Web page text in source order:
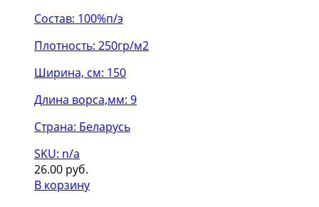
Состав: 100%п/э
Плотность: 250гр/м2
Ширина, см: 150
Длина ворса,мм: 9
Страна: Беларусь
SKU: n/a
26.00 руб.
В корзину